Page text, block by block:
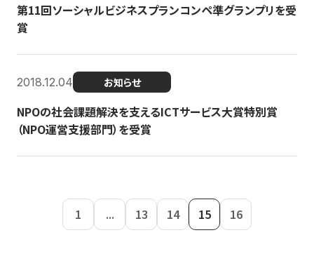
第11回ソーシャルビジネスプランコンペ準グランプリを受
賞
2018.12.04 お知らせ
NPOの社会課題解決を支えるICTサービス大賞特別賞
（NPO運営支援部門）を受賞
1 ... 13 14 15 16